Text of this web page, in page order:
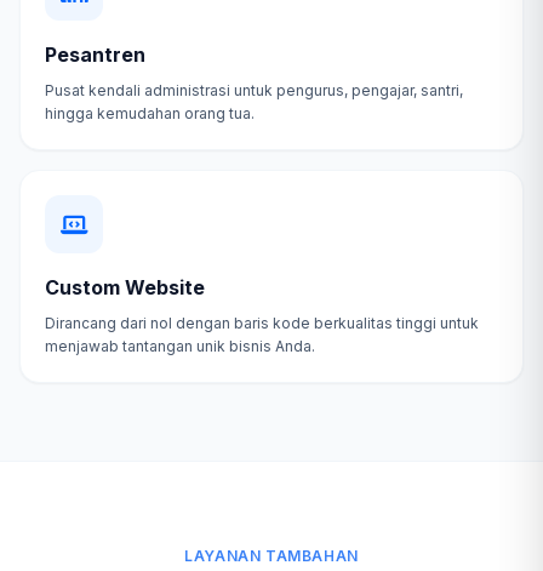
Pesantren
Pusat kendali administrasi untuk pengurus, pengajar, santri,
hingga kemudahan orang tua.
Custom Website
Dirancang dari nol dengan baris kode berkualitas tinggi untuk
menjawab tantangan unik bisnis Anda.
LAYANAN TAMBAHAN